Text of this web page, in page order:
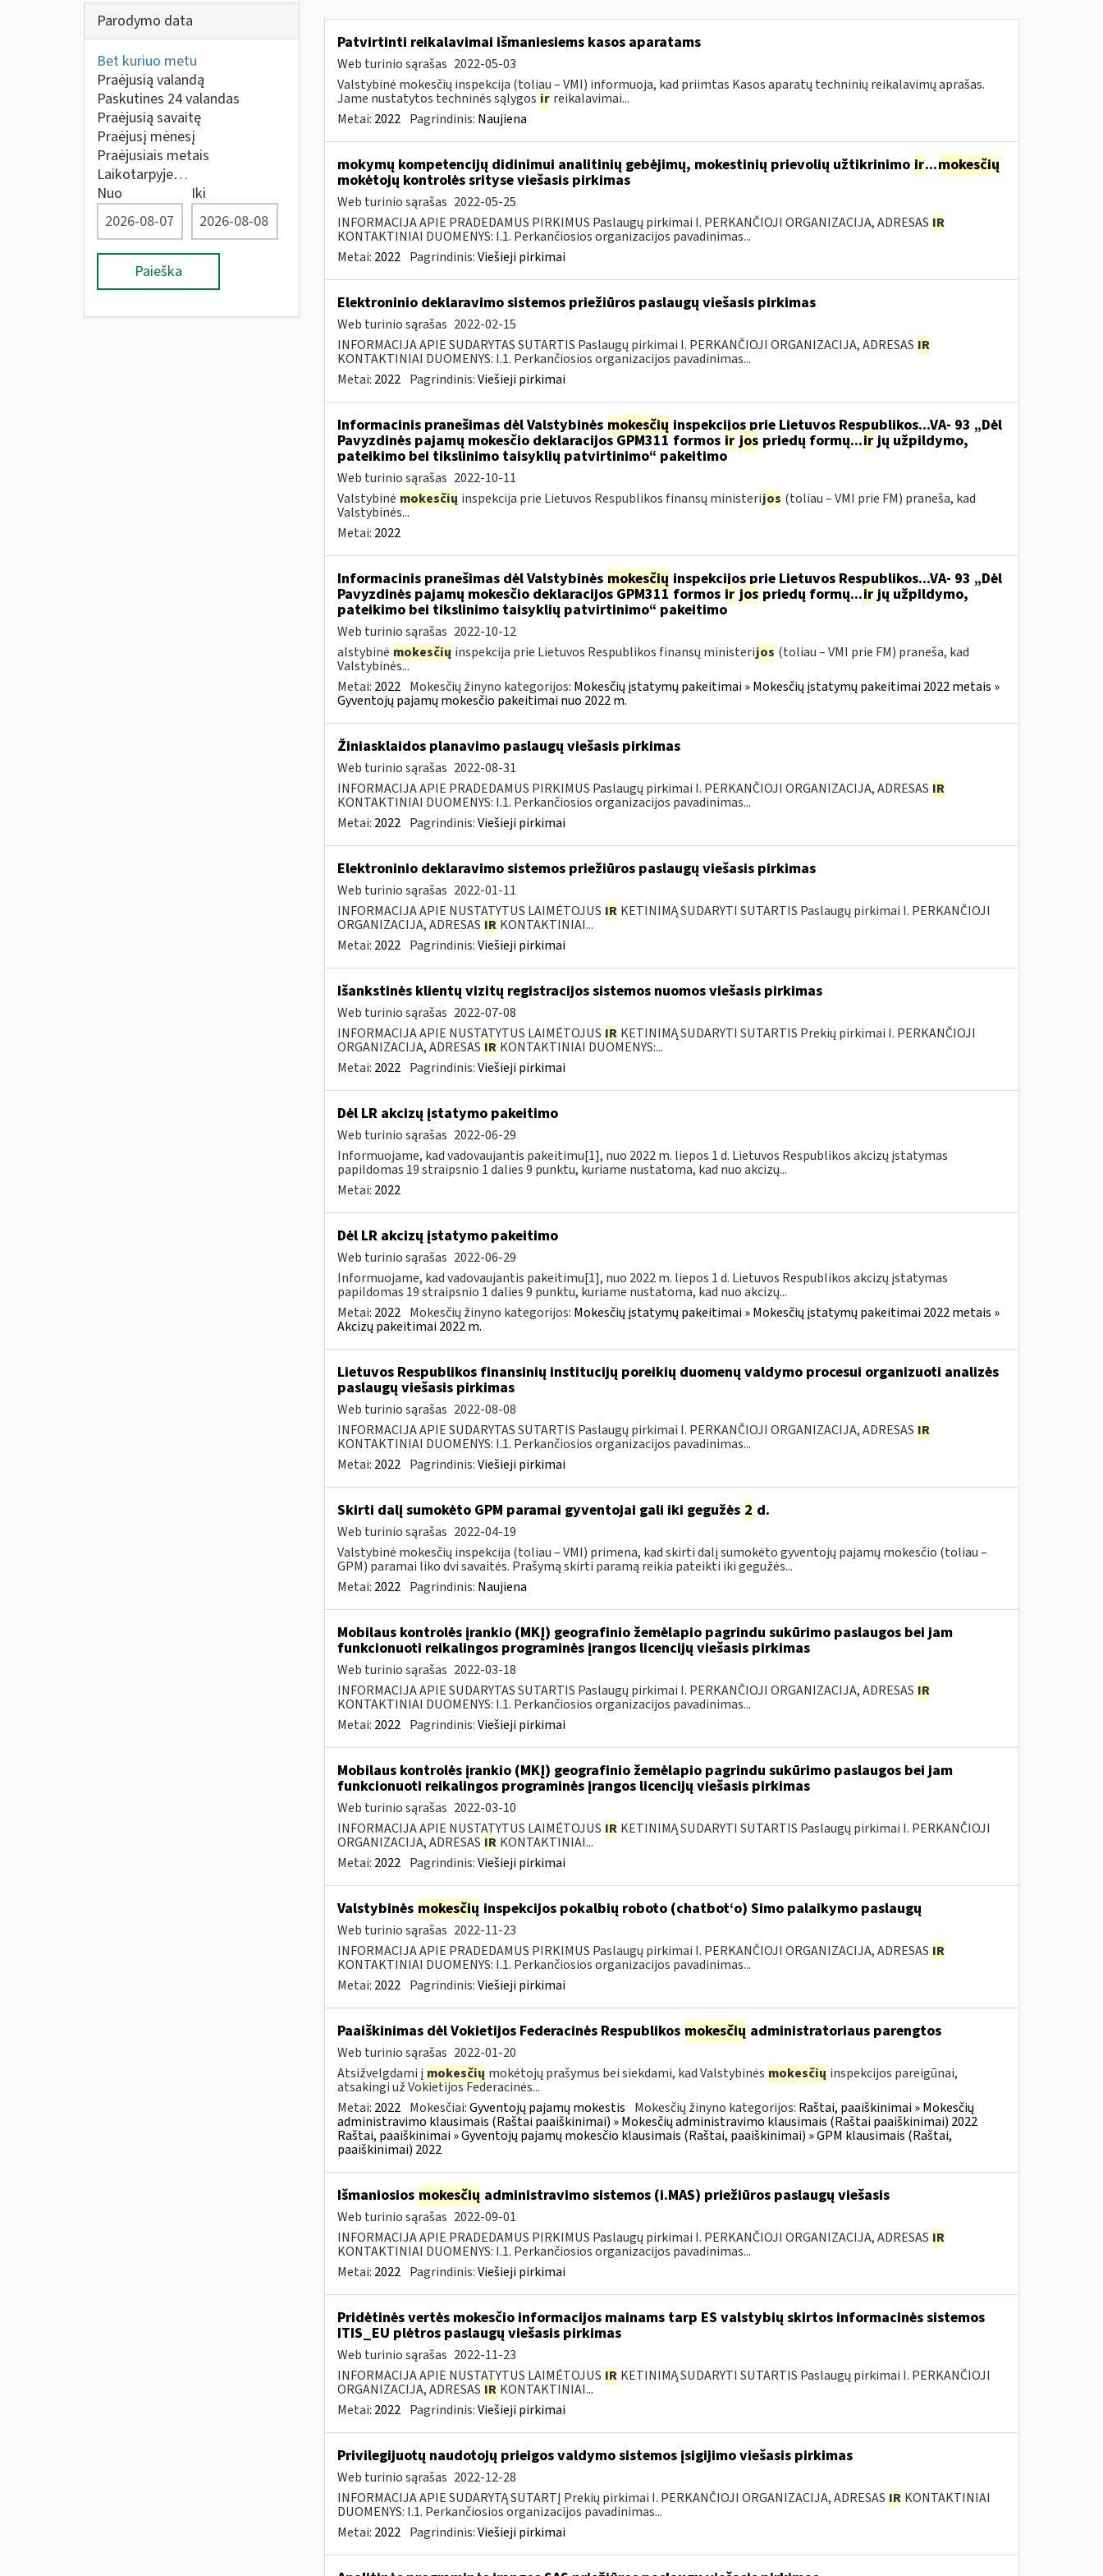
Parodymo data
Bet kuriuo metu
Praėjusią valandą
Paskutines 24 valandas
Praėjusią savaitę
Praėjusį mėnesį
Praėjusiais metais
Laikotarpyje…
Nuo
Iki
Paieška
Patvirtinti reikalavimai išmaniesiems kasos aparatams
Web turinio sąrašas 2022-05-03
Valstybinė mokesčių inspekcija (toliau – VMI) informuoja, kad priimtas Kasos aparatų techninių reikalavimų aprašas.
Jame nustatytos techninės sąlygos ir reikalavimai...
Metai: 2022 Pagrindinis: Naujiena
mokymų kompetencijų didinimui analitinių gebėjimų, mokestinių prievolių užtikrinimo ir...mokesčių
mokėtojų kontrolės srityse viešasis pirkimas
Web turinio sąrašas 2022-05-25
INFORMACIJA APIE PRADEDAMUS PIRKIMUS Paslaugų pirkimai I. PERKANČIOJI ORGANIZACIJA, ADRESAS IR
KONTAKTINIAI DUOMENYS: I.1. Perkančiosios organizacijos pavadinimas...
Metai: 2022 Pagrindinis:Viešieji pirkimai
Elektroninio deklaravimo sistemos priežiūros paslaugų viešasis pirkimas
Web turinio sąrašas 2022-02-15
INFORMACIJA APIE SUDARYTAS SUTARTIS Paslaugų pirkimai I. PERKANČIOJI ORGANIZACIJA, ADRESAS IR
KONTAKTINIAI DUOMENYS: I.1. Perkančiosios organizacijos pavadinimas...
Metai: 2022 Pagrindinis:Viešieji pirkimai
Informacinis pranešimas dėl Valstybinės mokesčių inspekcijos prie Lietuvos Respublikos...VA- 93 „Dėl
Pavyzdinės pajamų mokesčio deklaracijos GPM311 formos ir jos priedų formų...irjų užpildymo,
pateikimo bei tikslinimo taisyklių patvirtinimo“ pakeitimo
Web turinio sąrašas 2022-10-11
Valstybinė mokesčių inspekcija prie Lietuvos Respublikos finansų ministerijos (toliau – VMI prie FM) praneša, kad
Valstybinės...
Metai: 2022
Informacinis pranešimas dėl Valstybinės mokesčių inspekcijos prie Lietuvos Respublikos...VA- 93 „Dėl
Pavyzdinės pajamų mokesčio deklaracijos GPM311 formos ir jos priedų formų...irjų užpildymo,
pateikimo bei tikslinimo taisyklių patvirtinimo“ pakeitimo
Web turinio sąrašas 2022-10-12
alstybinė mokesčių inspekcija prie Lietuvos Respublikos finansų ministerijos (toliau – VMI prie FM) praneša, kad
Valstybinės...
Metai: 2022 Mokesčių žinyno kategorijos: Mokesčių įstatymų pakeitimai » Mokesčių įstatymų pakeitimai 2022 metais »
Gyventojų pajamų mokesčio pakeitimai nuo 2022 m.
Žiniasklaidos planavimo paslaugų viešasis pirkimas
Web turinio sąrašas 2022-08-31
INFORMACIJA APIE PRADEDAMUS PIRKIMUS Paslaugų pirkimai I. PERKANČIOJI ORGANIZACIJA, ADRESAS IR
KONTAKTINIAI DUOMENYS: I.1. Perkančiosios organizacijos pavadinimas...
Metai: 2022 Pagrindinis:Viešieji pirkimai
Elektroninio deklaravimo sistemos priežiūros paslaugų viešasis pirkimas
Web turinio sąrašas 2022-01-11
INFORMACIJA APIE NUSTATYTUS LAIMĖTOJUS IR KETINIMĄ SUDARYTI SUTARTIS Paslaugų pirkimai I. PERKANČIOJI
ORGANIZACIJA, ADRESAS IR KONTAKTINIAI...
Metai: 2022 Pagrindinis:Viešieji pirkimai
Išankstinės klientų vizitų registracijos sistemos nuomos viešasis pirkimas
Web turinio sąrašas 2022-07-08
INFORMACIJA APIE NUSTATYTUS LAIMĖTOJUS IR KETINIMĄ SUDARYTI SUTARTIS Prekių pirkimai I. PERKANČIOJI
ORGANIZACIJA, ADRESAS IR KONTAKTINIAI DUOMENYS:...
Metai: 2022 Pagrindinis:Viešieji pirkimai
Dėl LR akcizų įstatymo pakeitimo
Web turinio sąrašas 2022-06-29
Informuojame, kad vadovaujantis pakeitimu[1], nuo 2022 m. liepos 1 d. Lietuvos Respublikos akcizų įstatymas
papildomas 19 straipsnio 1 dalies 9 punktu, kuriame nustatoma, kad nuo akcizų...
Metai: 2022
Dėl LR akcizų įstatymo pakeitimo
Web turinio sąrašas 2022-06-29
Informuojame, kad vadovaujantis pakeitimu[1], nuo 2022 m. liepos 1 d. Lietuvos Respublikos akcizų įstatymas
papildomas 19 straipsnio 1 dalies 9 punktu, kuriame nustatoma, kad nuo akcizų...
Metai: 2022 Mokesčių žinyno kategorijos: Mokesčių įstatymų pakeitimai » Mokesčių įstatymų pakeitimai 2022 metais »
Akcizų pakeitimai 2022 m.
Lietuvos Respublikos finansinių institucijų poreikių duomenų valdymo procesui organizuoti analizės
paslaugų viešasis pirkimas
Web turinio sąrašas 2022-08-08
INFORMACIJA APIE SUDARYTAS SUTARTIS Paslaugų pirkimai I. PERKANČIOJI ORGANIZACIJA, ADRESAS IR
KONTAKTINIAI DUOMENYS: I.1. Perkančiosios organizacijos pavadinimas...
Metai: 2022 Pagrindinis:Viešieji pirkimai
Skirti dalį sumokėto GPM paramai gyventojai gali iki gegužės 2 d.
Web turinio sąrašas 2022-04-19
Valstybinė mokesčių inspekcija (toliau – VMI) primena, kad skirti dalį sumokėto gyventojų pajamų mokesčio (toliau –
GPM) paramai liko dvi savaitės. Prašymą skirti paramą reikia pateikti iki gegužės...
Metai: 2022 Pagrindinis: Naujiena
Mobilaus kontrolės įrankio (MKĮ) geografinio žemėlapio pagrindu sukūrimo paslaugos bei jam
funkcionuoti reikalingos programinės įrangos licencijų viešasis pirkimas
Web turinio sąrašas 2022-03-18
INFORMACIJA APIE SUDARYTAS SUTARTIS Paslaugų pirkimai I. PERKANČIOJI ORGANIZACIJA, ADRESAS IR
KONTAKTINIAI DUOMENYS: I.1. Perkančiosios organizacijos pavadinimas...
Metai: 2022 Pagrindinis:Viešieji pirkimai
Mobilaus kontrolės įrankio (MKĮ) geografinio žemėlapio pagrindu sukūrimo paslaugos bei jam
funkcionuoti reikalingos programinės įrangos licencijų viešasis pirkimas
Web turinio sąrašas 2022-03-10
INFORMACIJA APIE NUSTATYTUS LAIMĖTOJUS IR KETINIMĄ SUDARYTI SUTARTIS Paslaugų pirkimai I. PERKANČIOJI
ORGANIZACIJA, ADRESAS IR KONTAKTINIAI...
Metai: 2022 Pagrindinis:Viešieji pirkimai
Valstybinės mokesčių inspekcijos pokalbių roboto (chatbot‘o) Simo palaikymo paslaugų
Web turinio sąrašas 2022-11-23
INFORMACIJA APIE PRADEDAMUS PIRKIMUS Paslaugų pirkimai I. PERKANČIOJI ORGANIZACIJA, ADRESAS IR
KONTAKTINIAI DUOMENYS: I.1. Perkančiosios organizacijos pavadinimas...
Metai: 2022 Pagrindinis:Viešieji pirkimai
Paaiškinimas dėl Vokietijos Federacinės Respublikos mokesčių administratoriaus parengtos
Web turinio sąrašas 2022-01-20
Atsižvelgdami į mokesčių mokėtojų prašymus bei siekdami, kad Valstybinės mokesčių inspekcijos pareigūnai,
atsakingi už Vokietijos Federacinės...
Metai: 2022 Mokesčiai:Gyventojų pajamų mokestis Mokesčių žinyno kategorijos: Raštai, paaiškinimai » Mokesčių
administravimo klausimais (Raštai paaiškinimai) » Mokesčių administravimo klausimais (Raštai paaiškinimai) 2022
Raštai, paaiškinimai » Gyventojų pajamų mokesčio klausimais (Raštai, paaiškinimai) » GPM klausimais (Raštai,
paaiškinimai) 2022
Išmaniosios mokesčių administravimo sistemos (i.MAS) priežiūros paslaugų viešasis
Web turinio sąrašas 2022-09-01
INFORMACIJA APIE PRADEDAMUS PIRKIMUS Paslaugų pirkimai I. PERKANČIOJI ORGANIZACIJA, ADRESAS IR
KONTAKTINIAI DUOMENYS: I.1. Perkančiosios organizacijos pavadinimas...
Metai: 2022 Pagrindinis:Viešieji pirkimai
Pridėtinės vertės mokesčio informacijos mainams tarp ES valstybių skirtos informacinės sistemos
ITIS_EU plėtros paslaugų viešasis pirkimas
Web turinio sąrašas 2022-11-23
INFORMACIJA APIE NUSTATYTUS LAIMĖTOJUS IR KETINIMĄ SUDARYTI SUTARTIS Paslaugų pirkimai I. PERKANČIOJI
ORGANIZACIJA, ADRESAS IR KONTAKTINIAI...
Metai: 2022 Pagrindinis:Viešieji pirkimai
Privilegijuotų naudotojų prieigos valdymo sistemos įsigijimo viešasis pirkimas
Web turinio sąrašas 2022-12-28
INFORMACIJA APIE SUDARYTĄ SUTARTĮ Prekių pirkimai I. PERKANČIOJI ORGANIZACIJA, ADRESAS IR KONTAKTINIAI
DUOMENYS: I.1. Perkančiosios organizacijos pavadinimas...
Metai: 2022 Pagrindinis:Viešieji pirkimai